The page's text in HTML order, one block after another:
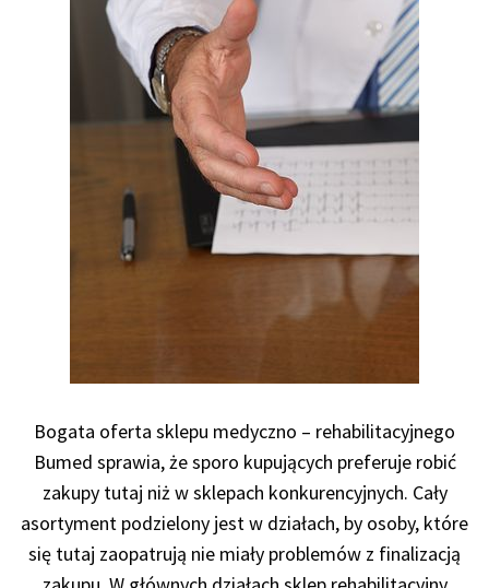
Bogata oferta sklepu medyczno – rehabilitacyjnego
Bumed sprawia, że sporo kupujących preferuje robić
zakupy tutaj niż w sklepach konkurencyjnych. Cały
asortyment podzielony jest w działach, by osoby, które
się tutaj zaopatrują nie miały problemów z finalizacją